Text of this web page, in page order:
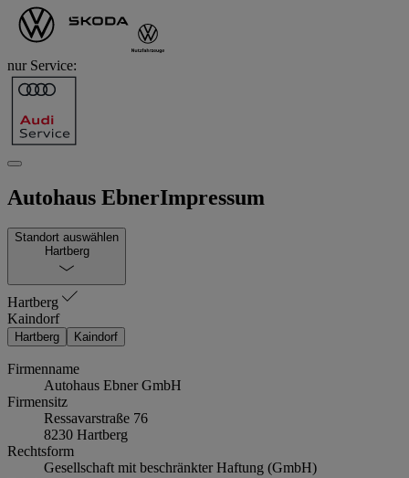
nur Service:
Autohaus EbnerImpressum
Standort auswählen
Hartberg
Hartberg
Kaindorf
Hartberg Kaindorf
Firmenname
Autohaus Ebner GmbH
Firmensitz
Ressavarstraße 76
8230 Hartberg
Rechtsform
Gesellschaft mit beschränkter Haftung (GmbH)